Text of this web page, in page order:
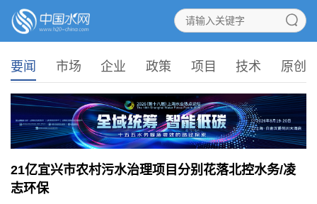
要闻 市场 企业 政策 项目 技术 原创
21亿宜兴市农村污水治理项目分别花落北控水务/凌
志环保